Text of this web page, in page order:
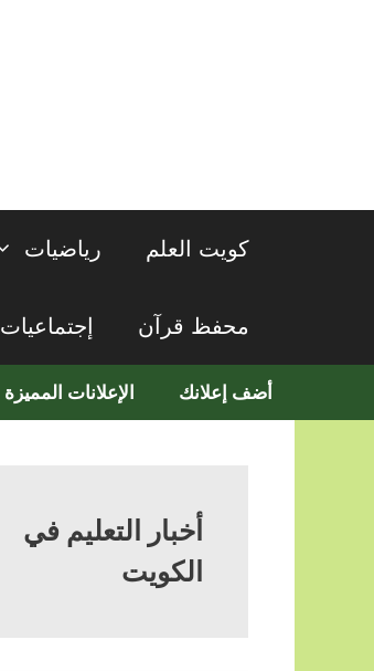
كويت العلم رياضيات
محفظ قرآن إجتماعيات
أضف إعلانك الإعلانات المميزة
أخبار التعليم في
الكويت